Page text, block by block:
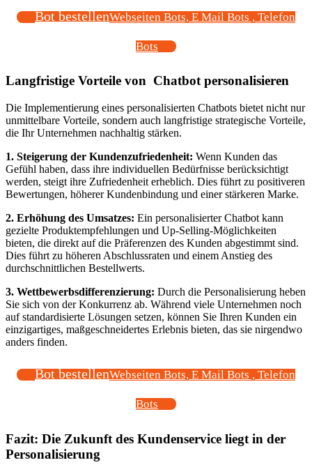
Bot bestellenWebseiten Bots, E Mail Bots , Telefon
Bots
Langfristige Vorteile von Chatbot personalisieren
Die Implementierung eines personalisierten Chatbots bietet nicht nur
unmittelbare Vorteile, sondern auch langfristige strategische Vorteile,
die Ihr Unternehmen nachhaltig stärken.
1. Steigerung der Kundenzufriedenheit: Wenn Kunden das
Gefühl haben, dass ihre individuellen Bedürfnisse berücksichtigt
werden, steigt ihre Zufriedenheit erheblich. Dies führt zu positiveren
Bewertungen, höherer Kundenbindung und einer stärkeren Marke.
2. Erhöhung des Umsatzes: Ein personalisierter Chatbot kann
gezielte Produktempfehlungen und Up-Selling-Möglichkeiten
bieten, die direkt auf die Präferenzen des Kunden abgestimmt sind.
Dies führt zu höheren Abschlussraten und einem Anstieg des
durchschnittlichen Bestellwerts.
3. Wettbewerbsdifferenzierung: Durch die Personalisierung heben
Sie sich von der Konkurrenz ab. Während viele Unternehmen noch
auf standardisierte Lösungen setzen, können Sie Ihren Kunden ein
einzigartiges, maßgeschneidertes Erlebnis bieten, das sie nirgendwo
anders finden.
Bot bestellenWebseiten Bots, E Mail Bots , Telefon
Bots
Fazit: Die Zukunft des Kundenservice liegt in der
Personalisierung